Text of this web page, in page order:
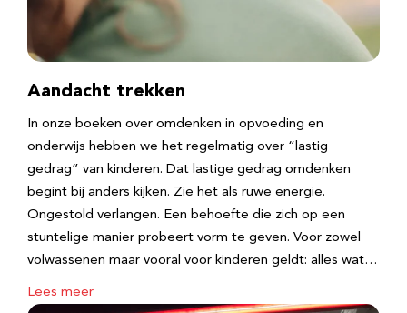
Aandacht trekken
In onze boeken over omdenken in opvoeding en
onderwijs hebben we het regelmatig over “lastig
gedrag” van kinderen. Dat lastige gedrag omdenken
begint bij anders kijken. Zie het als ruwe energie.
Ongestold verlangen. Een behoefte die zich op een
stuntelige manier probeert vorm te geven. Voor zowel
volwassenen maar vooral voor kinderen geldt: alles wat…
Lees meer